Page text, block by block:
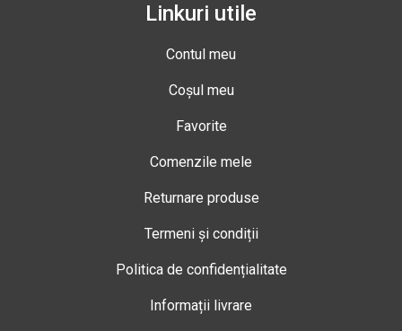
Linkuri utile
Contul meu
Coșul meu
Favorite
Comenzile mele
Returnare produse
Termeni și condiții
Politica de confidențialitate
Informații livrare